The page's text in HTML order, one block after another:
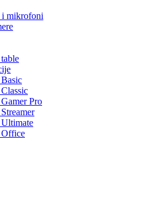
i mikrofoni
Pro